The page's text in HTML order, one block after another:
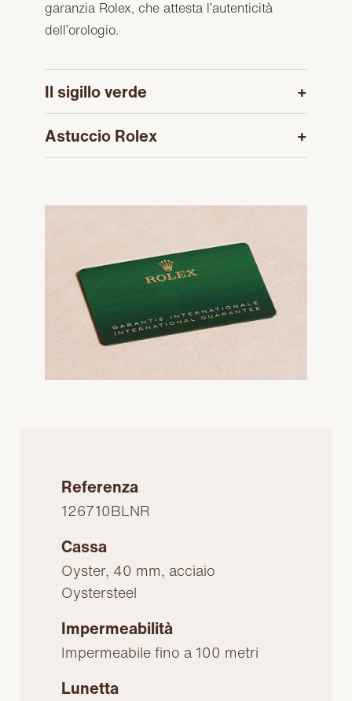
garanzia Rolex, che attesta l’autenticità
dell’orologio.
Il sigillo verde
Astuccio Rolex
Referenza
126710BLNR
Cassa
Oyster, 40 mm, acciaio
Oystersteel
Impermeabilità
Impermeabile fino a 100 metri
Lunetta